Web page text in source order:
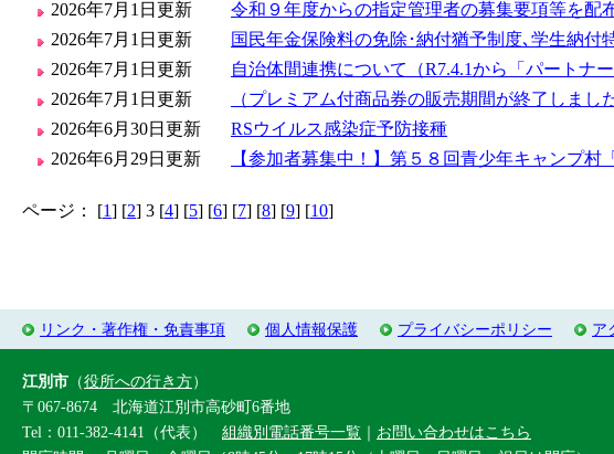
2026年7月1日更新
令和９年度からの指定管理者の募集要項等を配
2026年7月1日更新
国民年金保険料の免除･納付猶予制度､学生納付
2026年7月1日更新
自治体間連携について（R7.4.1から「パートナ
2026年7月1日更新
（プレミアム付商品券の販売期間が終了しま
2026年6月30日更新
RSウイルス感染症予防接種
2026年6月29日更新
【参加者募集中！】第５８回青少年キャンプ村
ページ： [1] [2] 3 [4] [5] [6] [7] [8] [9] [10]
リンク・著作権・免責事項 個人情報保護 プライバシーポリシー ア
江別市 （役所への行き方）
〒067-8674 北海道江別市高砂町6番地
Tel：011-382-4141（代表） 組織別電話番号一覧 ｜ お問い合わせはこちら